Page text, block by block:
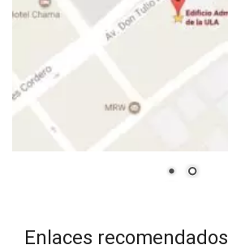
Enlaces recomendados